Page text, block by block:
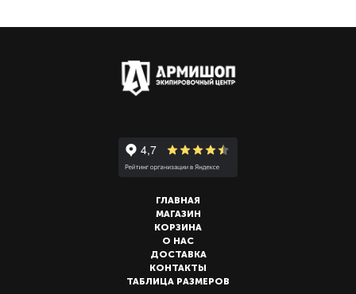
ГЛАВНАЯ
МАГАЗИН
КОРЗИНА
О НАС
ДОСТАВКА
КОНТАКТЫ
ТАБЛИЦА РАЗМЕРОВ